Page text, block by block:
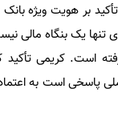
بر هویت ویژه
تنها یک بنگاه
است. کریمی
پاسخی است به